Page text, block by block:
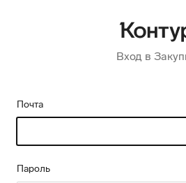
Вход в
Почта
Пароль